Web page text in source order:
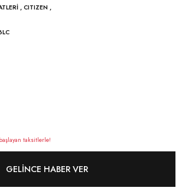
, CITIZEN ,
taksitlerle!
GELINCE HABER VER